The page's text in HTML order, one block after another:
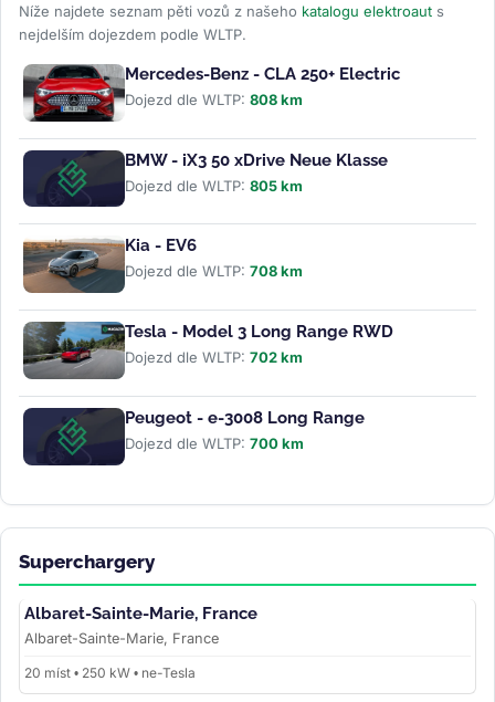
Níže najdete seznam pěti vozů z našeho katalogu elektroaut s
nejdelším dojezdem podle WLTP.
Mercedes-Benz - CLA 250+ Electric
Dojezd dle WLTP: 808 km
BMW - iX3 50 xDrive Neue Klasse
Dojezd dle WLTP: 805 km
Kia - EV6
Dojezd dle WLTP: 708 km
Tesla - Model 3 Long Range RWD
Dojezd dle WLTP: 702 km
Peugeot - e-3008 Long Range
Dojezd dle WLTP: 700 km
Superchargery
Albaret-Sainte-Marie, France
Albaret-Sainte-Marie, France
20 míst • 250 kW • ne-Tesla